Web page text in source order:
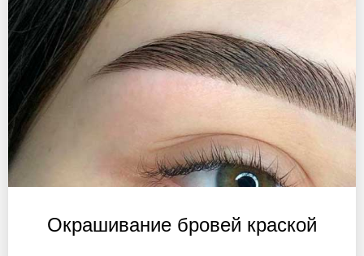
Окрашивание бровей краской